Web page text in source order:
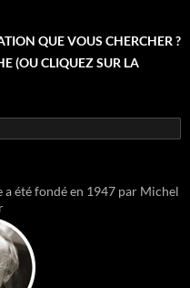
QUE VOUS CHERCHER ?
(OU CLIQUEZ SUR LA
a été fondé en 1947 par Michel